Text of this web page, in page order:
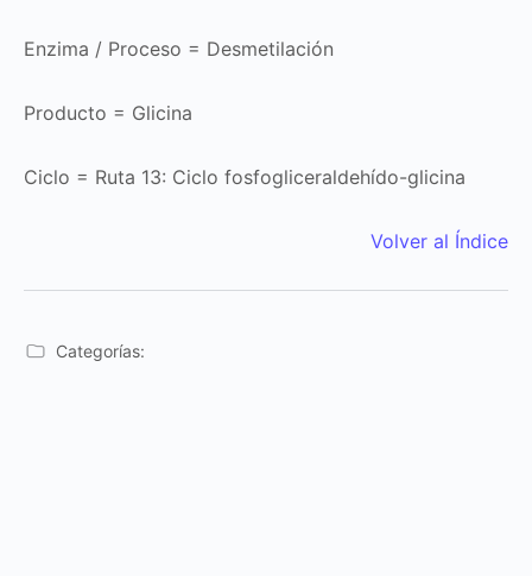
Enzima / Proceso = Desmetilación
Producto = Glicina
Ciclo = Ruta 13: Ciclo fosfogliceraldehído-glicina
Volver al Índice
Categorías: